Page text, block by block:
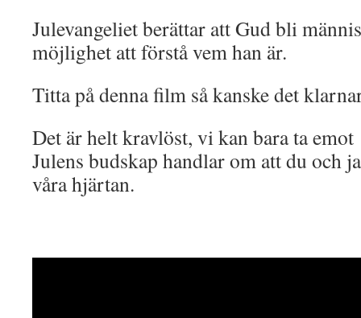
Julevangeliet berättar att Gud bli
möjlighet att förstå vem han är.
Titta på denna film så kanske det
Det är helt kravlöst, vi kan bara ta emot
Julens budskap handlar om att du och
våra hjärtan.